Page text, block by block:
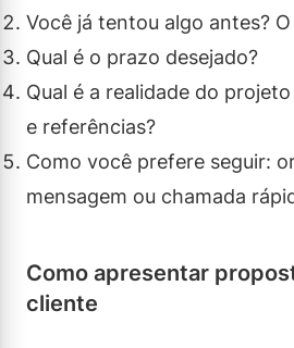
Você já tentou algo antes?
Qual é o prazo desejado?
Qual é a realidade do
e referências?
Como você prefere seguir:
mensagem ou chamada
Como apresentar
cliente